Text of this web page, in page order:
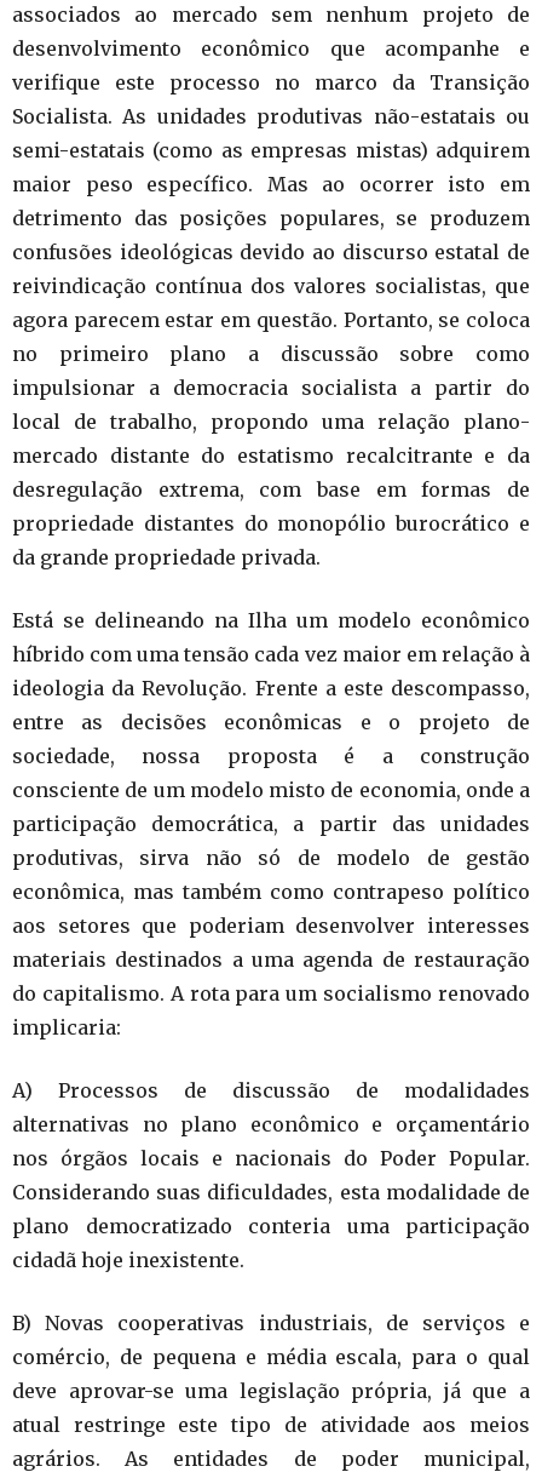
associados ao mercado sem nenhum projeto de
desenvolvimento econômico que acompanhe e
verifique este processo no marco da Transição
Socialista. As unidades produtivas não-estatais ou
semi-estatais (como as empresas mistas) adquirem
maior peso específico. Mas ao ocorrer isto em
detrimento das posições populares, se produzem
confusões ideológicas devido ao discurso estatal de
reivindicação contínua dos valores socialistas, que
agora parecem estar em questão. Portanto, se coloca
no primeiro plano a discussão sobre como
impulsionar a democracia socialista a partir do
local de trabalho, propondo uma relação plano-
mercado distante do estatismo recalcitrante e da
desregulação extrema, com base em formas de
propriedade distantes do monopólio burocrático e
da grande propriedade privada.
Está se delineando na Ilha um modelo econômico
híbrido com uma tensão cada vez maior em relação à
ideologia da Revolução. Frente a este descompasso,
entre as decisões econômicas e o projeto de
sociedade, nossa proposta é a construção
consciente de um modelo misto de economia, onde a
participação democrática, a partir das unidades
produtivas, sirva não só de modelo de gestão
econômica, mas também como contrapeso político
aos setores que poderiam desenvolver interesses
materiais destinados a uma agenda de restauração
do capitalismo. A rota para um socialismo renovado
implicaria:
A) Processos de discussão de modalidades
alternativas no plano econômico e orçamentário
nos órgãos locais e nacionais do Poder Popular.
Considerando suas dificuldades, esta modalidade de
plano democratizado conteria uma participação
cidadã hoje inexistente.
B) Novas cooperativas industriais, de serviços e
comércio, de pequena e média escala, para o qual
deve aprovar-se uma legislação própria, já que a
atual restringe este tipo de atividade aos meios
agrários. As entidades de poder municipal,